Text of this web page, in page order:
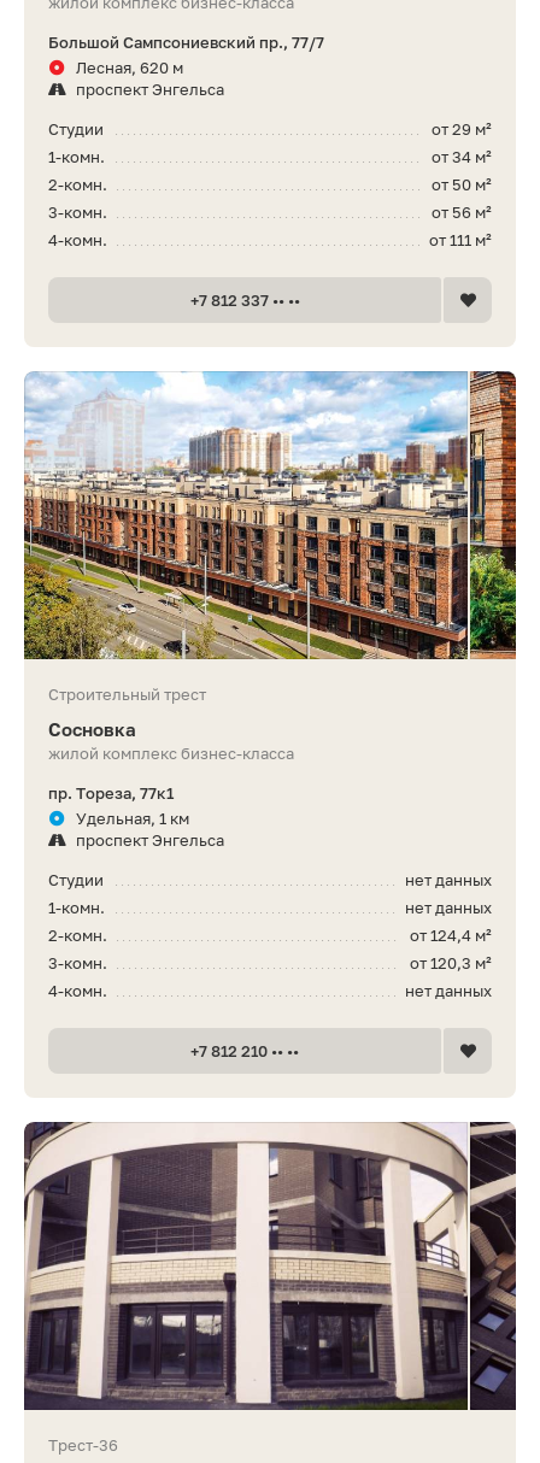
Большой Сампсониевский пр., 77/7
Лесная, 620 м
проспект Энгельса
от 29 м²
Студии
от 34 м²
1-комн.
от 50 м²
2-комн.
от 56 м²
3-комн.
от 111 м²
4-комн.
+7 812 337 •• ••
Строительный трест
Сосновка
жилой комплекс бизнес-класса
пр. Тореза, 77к1
Удельная, 1 км
проспект Энгельса
нет данных
Студии
нет данных
1-комн.
от 124,4 м²
2-комн.
от 120,3 м²
3-комн.
нет данных
4-комн.
+7 812 210 •• ••
Трест-36